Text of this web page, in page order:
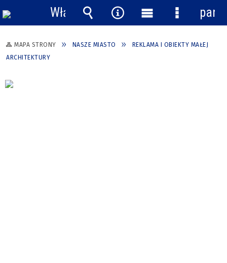
MAPA STRONY NASZE MIASTO
REKLAMA I OBIEKTY MAŁEJ
ARCHITEKTURY
Włącz
powiadomienia
Wyszukiwarka
Narzędzia
Menu
główne
Menu
panel